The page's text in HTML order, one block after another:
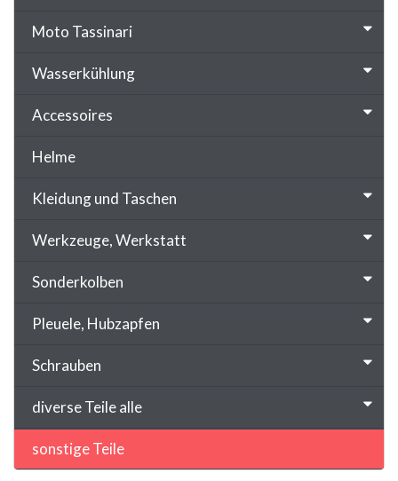
Moto Tassinari
Wasserkühlung
Accessoires
Helme
Kleidung und Taschen
Werkzeuge, Werkstatt
Sonderkolben
Pleuele, Hubzapfen
Schrauben
diverse Teile alle
sonstige Teile